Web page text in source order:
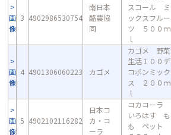
画
像
3 4902986530754
南日本
酪農協
同
スコール ミ
ックスフルー
ツ ５００ｍ
ｌ
画
像
4 4901306060223 カゴメ
カゴメ 野菜
生活１００デ
コポンミック
ス ２００ｍ
ｌ
画
像
5 4902102116282
日本コ
カ・コ
ーラ
コカコーラ
いろはす も
も ペット